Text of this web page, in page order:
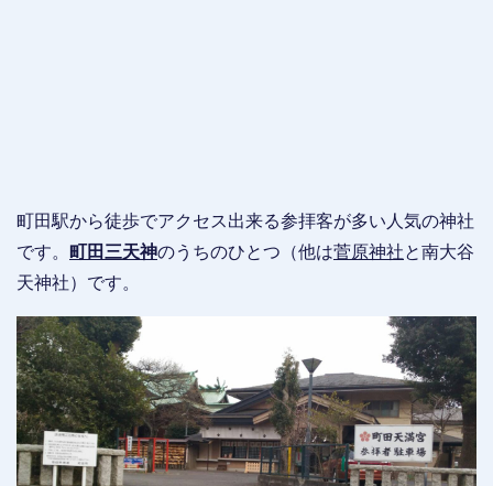
町田駅から徒歩でアクセス出来る参拝客が多い人気の神社
です。 町田三天神のうちのひとつ（他は菅原神社と南大谷
天神社）です。